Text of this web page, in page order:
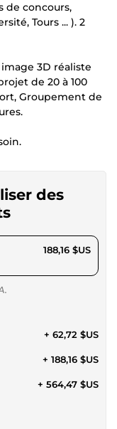
de concours,
Tours ... ). 2
image 3D réaliste
de 20 à 100
Groupement de
des
188,16 $US
+ 62,72 $US
+ 188,16 $US
+ 564,47 $US